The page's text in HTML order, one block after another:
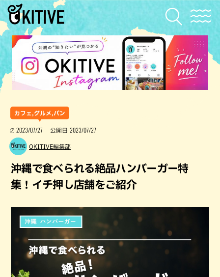
カフェ,グルメ,パン
2023/07/27 公開日 2023/07/27
OKITIVE編集部
沖縄で食べられる絶品ハンバーガー特
集！イチ押し店舗をご紹介